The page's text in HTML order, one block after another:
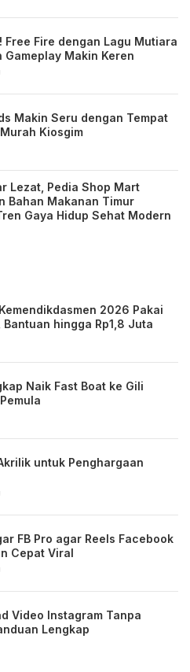
Free Fire dengan Lagu Mutiara
Gameplay Makin Keren
Makin Seru dengan Tempat
Kiosgim
Lezat, Pedia Shop Mart
Bahan Makanan Timur
Gaya Hidup Sehat Modern
2026 Pakai
Bantuan hingga Rp1,8 Juta
Naik Fast Boat ke Gili
untuk Penghargaan
FB Pro agar Reels Facebook
Cepat Viral
Video Instagram Tanpa
Lengkap